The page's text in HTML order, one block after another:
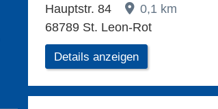
Hauptstr. 84
0,1 km
68789 St. Leon-Rot
Details anzeigen